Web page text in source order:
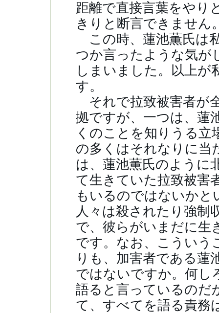
距離で直接言葉をやり
きりと断言できませ
この時、蓮池薫氏は
つか言ったような気が
しまいました。以上が
す。
それで拉致被害者が
拠ですが、一つは、蓮
くのことを知りうる立
の多くはそれなりに当
は、蓮池薫氏のように
て生きていた拉致被害
もいるのではないか
人々は殺されたり強制
で、彼らがいまだに生
です。なお、こういう
りも、加害者である蓮
ではないですか。何し
語ると言っているのだ
て、すべてを語る責務